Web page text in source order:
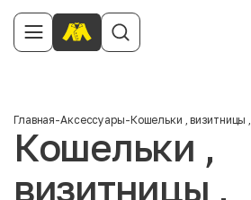
Главная-Аксессуары-Кошельки , визитницы
Кошельки ,
визитницы ,